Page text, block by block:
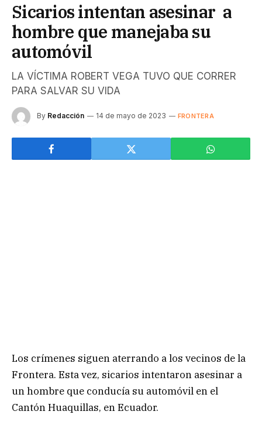
Sicarios intentan asesinar a
hombre que manejaba su
automóvil
LA VÍCTIMA ROBERT VEGA TUVO QUE CORRER
PARA SALVAR SU VIDA
By Redacción 14 de mayo de 2023 FRONTERA
Los crímenes siguen aterrando a los vecinos de la
Frontera. Esta vez, sicarios intentaron asesinar a
un hombre que conducía su automóvil en el
Cantón Huaquillas, en Ecuador.